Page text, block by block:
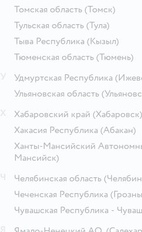
Томская область (Томск)
Тульская область (Тула)
Тыва Республика (Кызыл)
Тюменская область (Тюмень)
Удмуртская Республика
Ульяновская область
Хабаровский край (Хабаровск)
Хакасия Республика (Абакан)
Ханты-Мансийский
Мансийск)
Челябинская область
Чеченская Республика
Чувашская Республика -